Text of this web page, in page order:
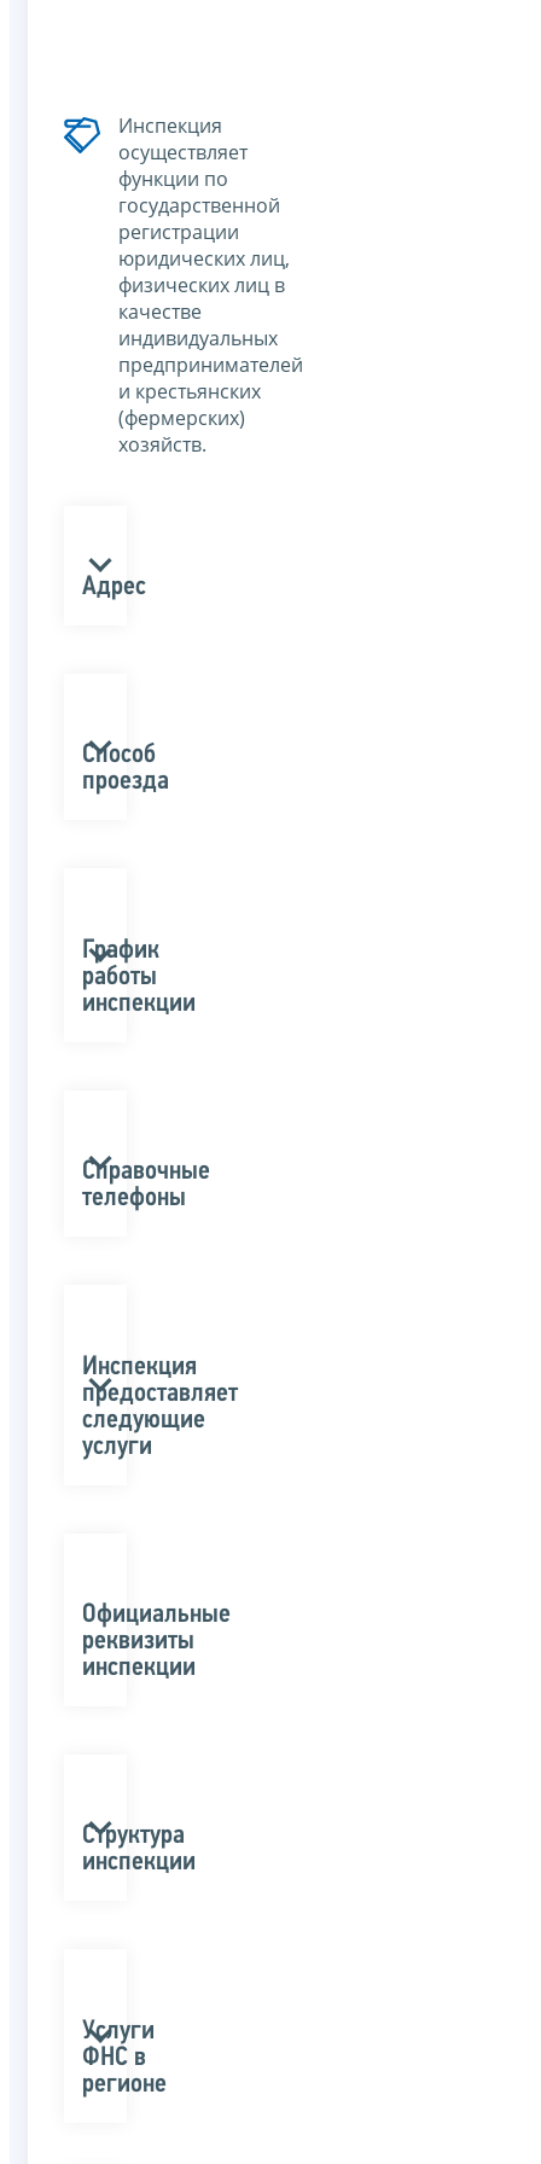
Инспекция
осуществляет
функции по
государственной
регистрации
юридических лиц,
физических лиц в
качестве
индивидуальных
предпринимателей
и крестьянских
(фермерских)
хозяйств.
Адрес
Способ
проезда
График
работы
инспекции
Справочные
телефоны
Инспекция
предоставляет
следующие
услуги
Официальные
реквизиты
инспекции
Структура
инспекции
Услуги
ФНС в
регионе